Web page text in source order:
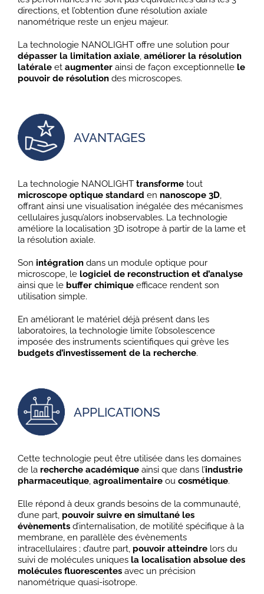
directions, et l’obtention d’une résolution axiale
nanométrique reste un enjeu majeur.
La technologie NANOLIGHT offre une solution pour
dépasser la limitation axiale, améliorer la résolution
latéraleet augmenterainsi de façon exceptionnelle le
pouvoir de résolutiondes microscopes.
AVANTAGES
La technologie NANOLIGHT transformetout
microscope optique standard en nanoscope 3D,
offrant ainsi une visualisation inégalée des mécanismes
cellulaires jusqu’alors inobservables. La technologie
améliore la localisation 3D isotrope à partir de la lame et
la résolution axiale.
Son intégrationdans un module optique pour
microscope, le logiciel de reconstruction et d’analyse
ainsi que le buffer chimiqueefficace rendent son
utilisation simple.
En améliorant le matériel déjà présent dans les
laboratoires, la technologie limite l’obsolescence
imposée des instruments scientifiques qui grève les
budgets d’investissement de la recherche.
APPLICATIONS
Cette technologie peut être utilisée dans les domaines
de la recherche académiqueainsi que dans l’industrie
pharmaceutique, agroalimentaireou cosmétique.
Elle répond à deux grands besoins de la communauté,
d’une part, pouvoir suivre en simultané les
évènementsd’internalisation, de motilité spécifique à la
membrane, en parallèle des évènements
intracellulaires ; d’autre part, pouvoir atteindrelors du
suivi de molécules uniquesla localisation absolue des
molécules fluorescentesavec un précision
nanométrique quasi-isotrope.